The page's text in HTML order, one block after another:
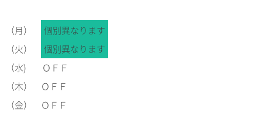
（月）
個別異なります
（火）
個別異なります
（水) ＯＦＦ
（木） ＯＦＦ
（金） ＯＦＦ